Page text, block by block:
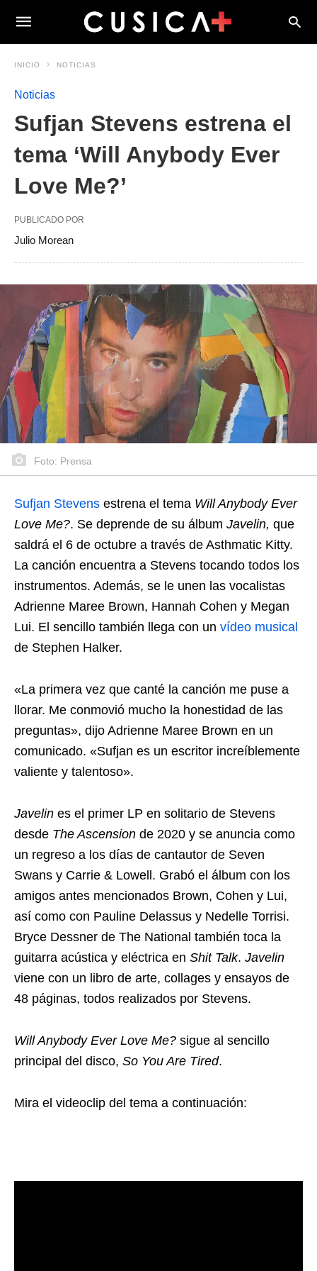
INICIO NOTICIAS
Noticias
Sufjan Stevens estrena el
tema ‘Will Anybody Ever
Love Me?’
PUBLICADO POR
Julio Morean
Foto: Prensa
Sufjan Stevens estrena el tema Will Anybody Ever
Love Me?. Se deprende de su álbum Javelin, que
saldrá el 6 de octubre a través de Asthmatic Kitty.
La canción encuentra a Stevens tocando todos los
instrumentos. Además, se le unen las vocalistas
Adrienne Maree Brown, Hannah Cohen y Megan
Lui. El sencillo también llega con un vídeo musical
de Stephen Halker.
«La primera vez que canté la canción me puse a
llorar. Me conmovió mucho la honestidad de las
preguntas», dijo Adrienne Maree Brown en un
comunicado. «Sufjan es un escritor increíblemente
valiente y talentoso».
Javelin es el primer LP en solitario de Stevens
desde The Ascension de 2020 y se anuncia como
un regreso a los días de cantautor de Seven
Swans y Carrie & Lowell. Grabó el álbum con los
amigos antes mencionados Brown, Cohen y Lui,
así como con Pauline Delassus y Nedelle Torrisi.
Bryce Dessner de The National también toca la
guitarra acústica y eléctrica en Shit Talk. Javelin
viene con un libro de arte, collages y ensayos de
48 páginas, todos realizados por Stevens.
Will Anybody Ever Love Me? sigue al sencillo
principal del disco, So You Are Tired.
Mira el videoclip del tema a continuación: